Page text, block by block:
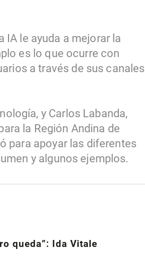
IA le ayuda a mejorar la
es lo que ocurre con
a través de sus canales
y Carlos Labanda,
la Región Andina de
para apoyar las diferentes
y algunos ejemplos.
queda”: Ida Vitale